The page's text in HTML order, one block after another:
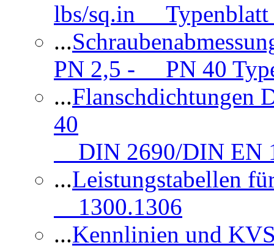
lbs/sq.in Typenblatt
...
PN 2,5 - PN 40
...
40
DIN 2690/DIN EN
...Leistungstabellen
1300.1306
...Kennlinien und